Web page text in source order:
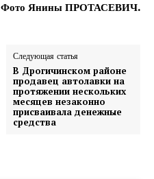
Фото Янины ПРОТАСЕВИЧ.
Следующая статья
В Дрогичинском районе
продавец автолавки на
протяжении нескольких
месяцев незаконно
присваивала денежные
средства